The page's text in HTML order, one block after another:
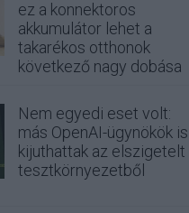
ez a konnektoros
akkumulátor lehet a
takarékos otthonok
következő nagy dobása
Nem egyedi eset volt:
más OpenAI-ügynökök is
kijuthattak az elszigetelt
tesztkörnyezetből